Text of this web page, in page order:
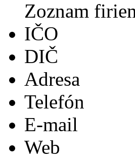
Zoznam
IČO
DIČ
Adresa
Telefón
E-mail
Web